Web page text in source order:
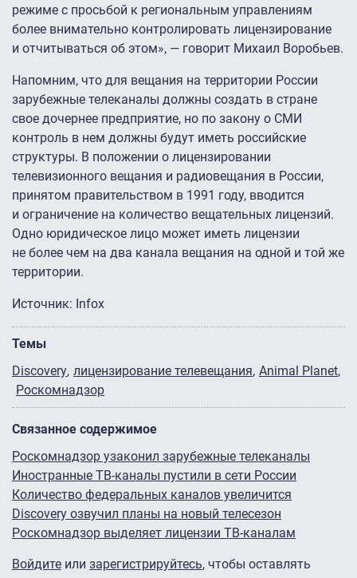
режиме с просьбой к региональным управлениям
более внимательно контролировать лицензирование
и отчитываться об этом», — говорит Михаил Воробьев.
Напомним, что для вещания на территории России
зарубежные телеканалы должны создать в стране
свое дочернее предприятие, но по закону о СМИ
контроль в нем должны будут иметь российские
структуры. В положении о лицензировании
телевизионного вещания и радиовещания в России,
принятом правительством в 1991 году, вводится
и ограничение на количество вещательных лицензий.
Одно юридическое лицо может иметь лицензии
не более чем на два канала вещания на одной и той же
территории.
Источник: Infox
Темы
Discovery лицензирование телевещания Animal Planet
Роскомнадзор
Связанное содержимое
Роскомнадзор узаконил зарубежные телеканалы
Иностранные ТВ-каналы пустили в сети России
Количество федеральных каналов увеличится
Discovery озвучил планы на новый телесезон
Роскомнадзор выделяет лицензии ТВ-каналам
Войдите или зарегистрируйтесь, чтобы оставлять